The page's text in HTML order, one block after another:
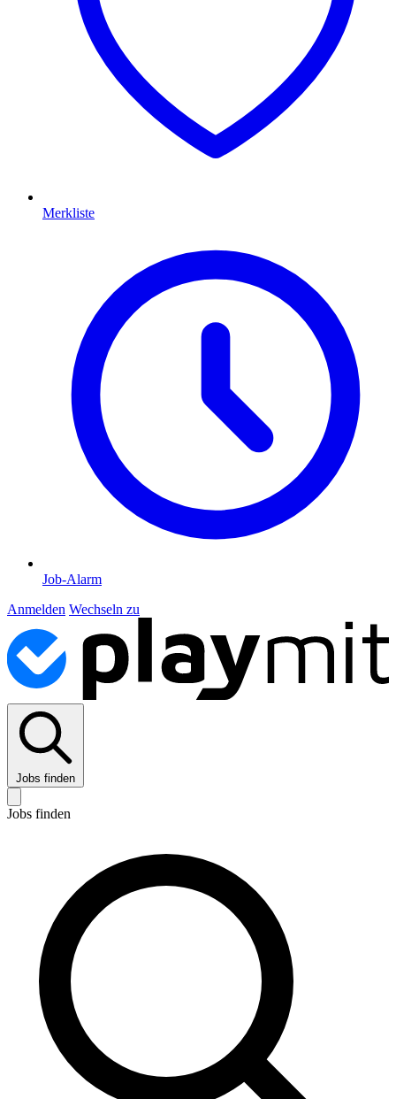
Merkliste
Job-Alarm
Anmelden Wechseln zu
Jobs finden
Jobs finden